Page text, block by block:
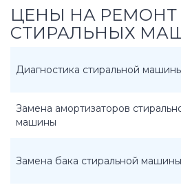
ЦЕНЫ НА РЕМОНТ
СТИРАЛЬНЫХ
Диагностика стиральной
Замена амортизаторов
машины
Замена бака стиральной машины